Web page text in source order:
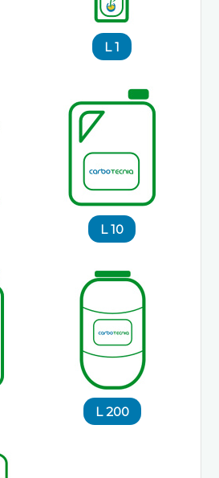
1 L
10 L
200 L